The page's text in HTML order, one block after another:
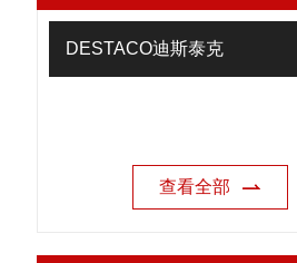
DESTACO迪斯泰克
查看全部